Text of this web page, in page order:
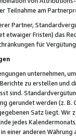
Teilnahme am
Partner,
etwaiger Fristen) das
für
unternehmen,
zu erstellen und
sind.
gerundet werden (z.
Satz liegt.
jedes
einer anderen